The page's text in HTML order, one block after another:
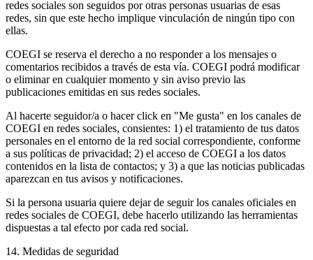
redes sociales son seguidos por otras personas usuarias de esas
redes, sin que este hecho implique vinculación de ningún tipo con
ellas.
COEGI se reserva el derecho a no responder a los mensajes o
comentarios recibidos a través de esta vía. COEGI podrá modificar
o eliminar en cualquier momento y sin aviso previo las
publicaciones emitidas en sus redes sociales.
Al hacerte seguidor/a o hacer click en "Me gusta" en los canales de
COEGI en redes sociales, consientes: 1) el tratamiento de tus datos
personales en el entorno de la red social correspondiente, conforme
a sus políticas de privacidad; 2) el acceso de COEGI a los datos
contenidos en la lista de contactos; y 3) a que las noticias publicadas
aparezcan en tus avisos y notificaciones.
Si la persona usuaria quiere dejar de seguir los canales oficiales en
redes sociales de COEGI, debe hacerlo utilizando las herramientas
dispuestas a tal efecto por cada red social.
14. Medidas de seguridad